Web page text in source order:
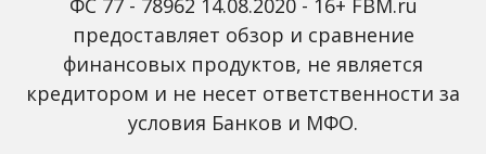
Зарплаты вырастут,
банки включат защиту
от мошенников: какие
новые законы ждут
россиян с октября
Россиян предупредили
мошенников на фоне
снижения ключевой
ставки
ФС 77 - 78962 14.08.2020 - 16+ FBM.ru
предоставляет обзор и сравнение
финансовых продуктов, не является
кредитором и не несет ответственности за
условия Банков и МФО.